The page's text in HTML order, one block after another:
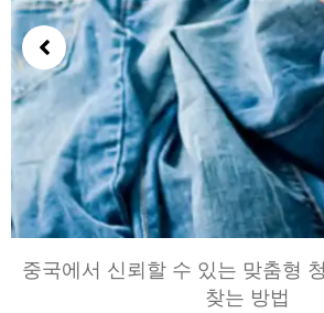
중국에서 신뢰할 수 있는 맞춤형
찾는 방법